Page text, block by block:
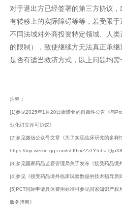
对于退出方已经签署的第三方协议
有转移上的实际障碍等等，若受限
不同法域对外商投资特定领域、人
的限制），致使继续方无法真正承
是否有适当救济方式，以上问题均需
注释：
[1]参见2025年1月20日康诺亚的自愿性公告《与
业化订立许可协议》
[2]参见微信公众号文章《为了实现临床研究的多样
https://mp.weixin.qq.com/s/-I9zxZZzLYfnha-
[3]参见国家药品监督管理局关于发布《接受药品境
[4]参见《接受药品境外临床试验数据的技术指导原
[5]PCT国际申请具体费用标准可参见国家知识产权
服务指南》